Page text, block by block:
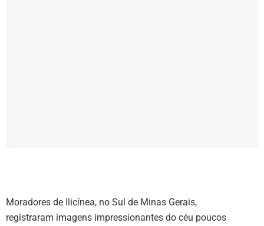
Moradores de Ilicínea, no Sul de Minas Gerais,
registraram imagens impressionantes do céu poucos